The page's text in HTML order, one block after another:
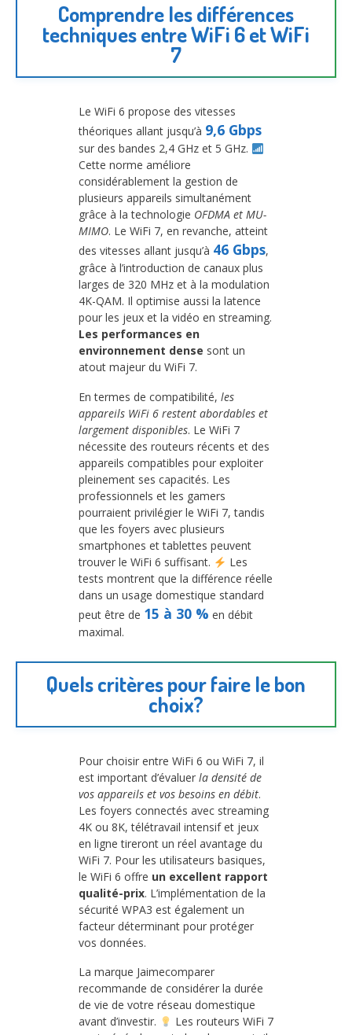
Comprendre les différences
techniques entre WiFi 6 et WiFi
7
Le WiFi 6 propose des vitesses
théoriques allant jusqu’à 9,6 Gbps
sur des bandes 2,4 GHz et 5 GHz.
Cette norme améliore
considérablement la gestion de
plusieurs appareils simultanément
grâce à la technologie OFDMA et MU-
MIMO. Le WiFi 7, en revanche, atteint
des vitesses allant jusqu’à 46 Gbps,
grâce à l’introduction de canaux plus
larges de 320 MHz et à la modulation
4K-QAM. Il optimise aussi la latence
pour les jeux et la vidéo en streaming.
Les performances en
environnement dense sont un
atout majeur du WiFi 7.
En termes de compatibilité, les
appareils WiFi 6 restent abordables et
largement disponibles. Le WiFi 7
nécessite des routeurs récents et des
appareils compatibles pour exploiter
pleinement ses capacités. Les
professionnels et les gamers
pourraient privilégier le WiFi 7, tandis
que les foyers avec plusieurs
smartphones et tablettes peuvent
trouver le WiFi 6 suffisant.
Les
tests montrent que la différence réelle
dans un usage domestique standard
peut être de 15 à 30 % en débit
maximal.
Quels critères pour faire le bon
choix?
Pour choisir entre WiFi 6 ou WiFi 7, il
est important d’évaluer la densité de
vos appareils et vos besoins en débit.
Les foyers connectés avec streaming
4K ou 8K, télétravail intensif et jeux
en ligne tireront un réel avantage du
WiFi 7. Pour les utilisateurs basiques,
le WiFi 6 offre un excellent rapport
qualité-prix. L’implémentation de la
sécurité WPA3 est également un
facteur déterminant pour protéger
vos données.
La marque Jaimecomparer
recommande de considérer la durée
de vie de votre réseau domestique
avant d’investir.
Les routeurs WiFi 7